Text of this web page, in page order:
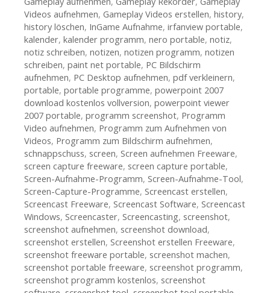
Videos aufnehmen, Gameplay Videos erstellen, history,
history löschen, InGame Aufnahme, irfanview portable,
kalender, kalender programm, nero portable, notiz,
notiz schreiben, notizen, notizen programm, notizen
schreiben, paint net portable, PC Bildschirm
aufnehmen, PC Desktop aufnehmen, pdf verkleinern,
portable, portable programme, powerpoint 2007
download kostenlos vollversion, powerpoint viewer
2007 portable, programm screenshot, Programm
Video aufnehmen, Programm zum Aufnehmen von
Videos, Programm zum Bildschirm aufnehmen,
schnappschuss, screen, Screen aufnehmen Freeware,
screen capture freeware, screen capture portable,
Screen-Aufnahme-Programm, Screen-Aufnahme-Tool,
Screen-Capture-Programme, Screencast erstellen,
Screencast Freeware, Screencast Software, Screencast
Windows, Screencaster, Screencasting, screenshot,
screenshot aufnehmen, screenshot download,
screenshot erstellen, Screenshot erstellen Freeware,
screenshot freeware portable, screenshot machen,
screenshot portable freeware, screenshot programm,
screenshot programm kostenlos, screenshot